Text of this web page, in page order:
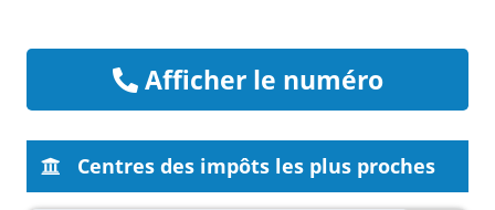
Afficher le numéro
Centres des impôts les plus proches